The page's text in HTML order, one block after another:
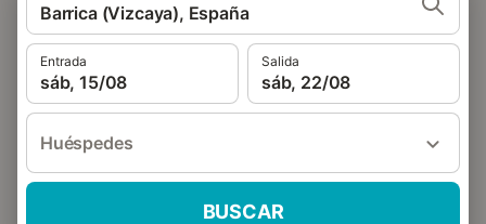
Barrica (Vizcaya), España
Entrada
sáb, 15/08
Salida
sáb, 22/08
Huéspedes
BUSCAR